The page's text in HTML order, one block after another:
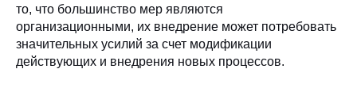
то, что большинство мер являются
организационными, их внедрение может потребовать
значительных усилий за счет модификации
действующих и внедрения новых процессов.